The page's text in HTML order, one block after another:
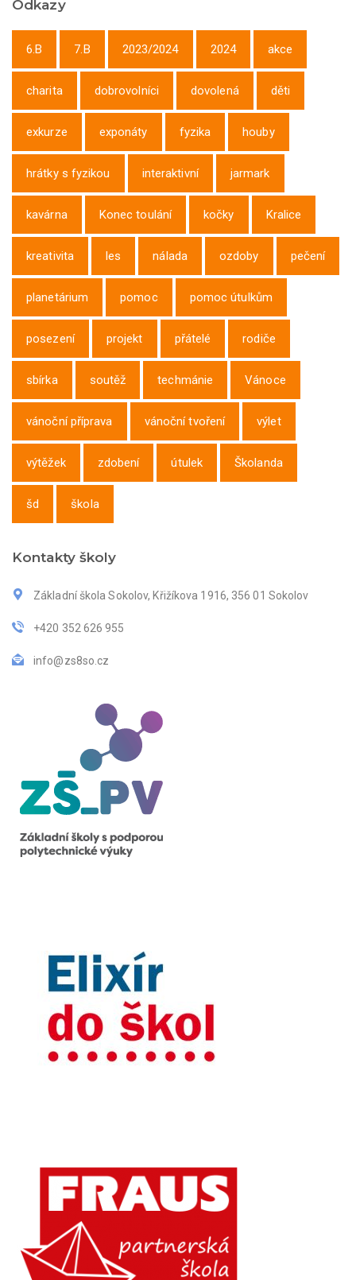
Odkazy
6.B 7.B 2023/2024 2024 akce
charita dobrovolníci dovolená děti
exkurze exponáty fyzika houby
hrátky s fyzikou interaktivní jarmark
kavárna Konec toulání kočky Kralice
kreativita les nálada ozdoby pečení
planetárium pomoc pomoc útulkům
posezení projekt přátelé rodiče
sbírka soutěž techmánie Vánoce
vánoční příprava vánoční tvoření výlet
výtěžek zdobení útulek Školanda
šd škola
Kontakty školy
Základní škola Sokolov, Křižíkova 1916, 356 01 Sokolov
+420 352 626 955
info@zs8so.cz